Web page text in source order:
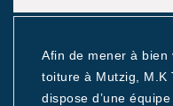
Afin de mener à
toiture à Mutzig, M.K
dispose d’une